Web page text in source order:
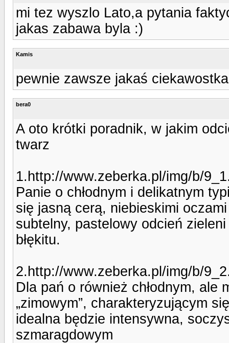
mi tez wyszlo Lato,a pytania
jakas zabawa byla :)
Kamis
pewnie zawsze jakaś
bera0
A oto krótki poradnik, w jakim
twarz
1.http://www.zeberka.pl/img/b/
Panie o chłodnym i delikatnym
się jasną cerą, niebieskimi
subtelny, pastelowy odcień
błękitu.
2.http://www.zeberka.pl/img/b/
Dla pań o również chłodnym, ale
„zimowym”, charakteryzującym
idealna będzie intensywna,
szmaragdowym